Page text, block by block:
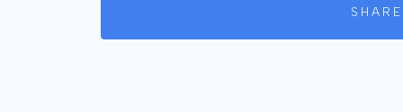
SHARE